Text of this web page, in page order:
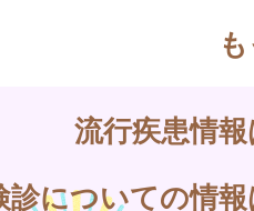
流行疾患情
診についての情